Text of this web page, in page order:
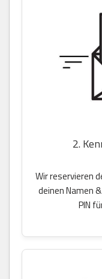
2.
Wir reservieren
deinen Namen
PIN